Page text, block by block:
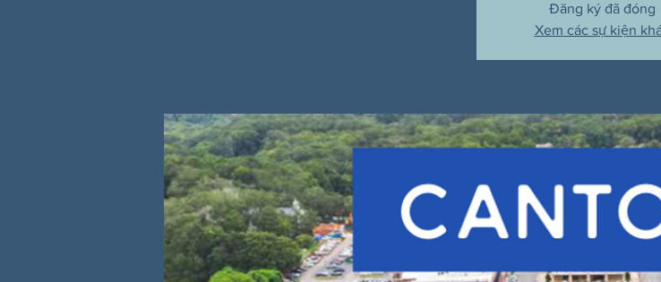
Đăng ký đã đóng
Xem các sự kiện